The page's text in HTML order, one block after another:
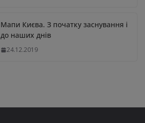
Мапи Києва. З початку заснування і
до наших днів
24.12.2019